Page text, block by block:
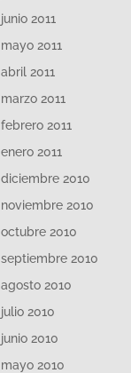
junio 2011
mayo 2011
abril 2011
marzo 2011
febrero 2011
enero 2011
diciembre 2010
noviembre 2010
octubre 2010
septiembre 2010
agosto 2010
julio 2010
junio 2010
mayo 2010